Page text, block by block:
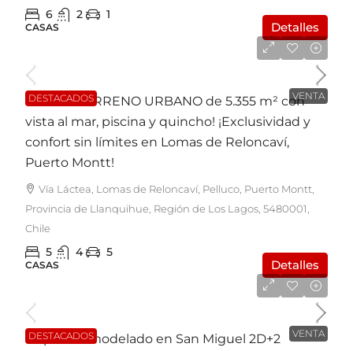
6 2 1
CASAS Detalles
DESTACADOS VENTA
Casa en TERRENO URBANO de 5.355 m² con
vista al mar, piscina y quincho! ¡Exclusividad y
confort sin límites en Lomas de Reloncaví,
Puerto Montt!
Vía Láctea, Lomas de Reloncaví, Pelluco, Puerto Montt,
Provincia de Llanquihue, Región de Los Lagos, 5480001,
Chile
5 4 5
CASAS Detalles
DESTACADOS VENTA
Depto. Remodelado en San Miguel 2D+2